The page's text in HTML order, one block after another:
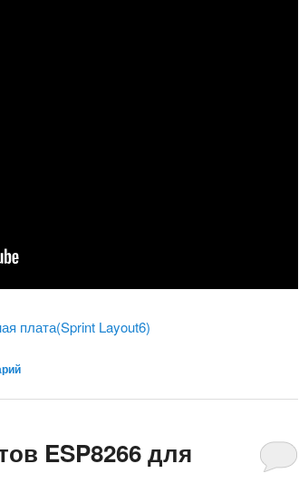
плата(Sprint Layout6)
ESP8266 для